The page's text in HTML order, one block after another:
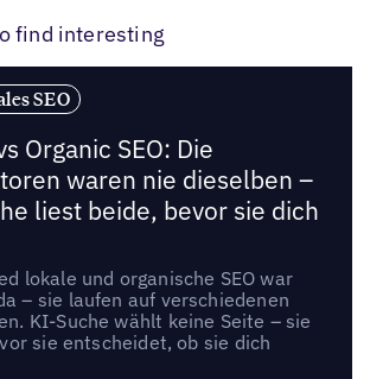
find interesting
SEO
Organic SEO: Die
waren nie dieselben –
liest beide, bevor sie dich
lokale und organische SEO war
– sie laufen auf verschiedenen
KI-Suche wählt keine Seite – sie
sie entscheidet, ob sie dich